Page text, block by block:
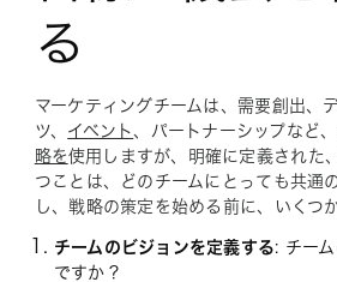
る
マーケティングチームは、需要創出、
ツ、 イベント、パートナーシップなど
略を使用しますが、明確に定義された
つことは、どのチームにとっても共通
し、戦略の策定を始める前に、いくつ
チームのビジョンを定義する: チー
ですか？